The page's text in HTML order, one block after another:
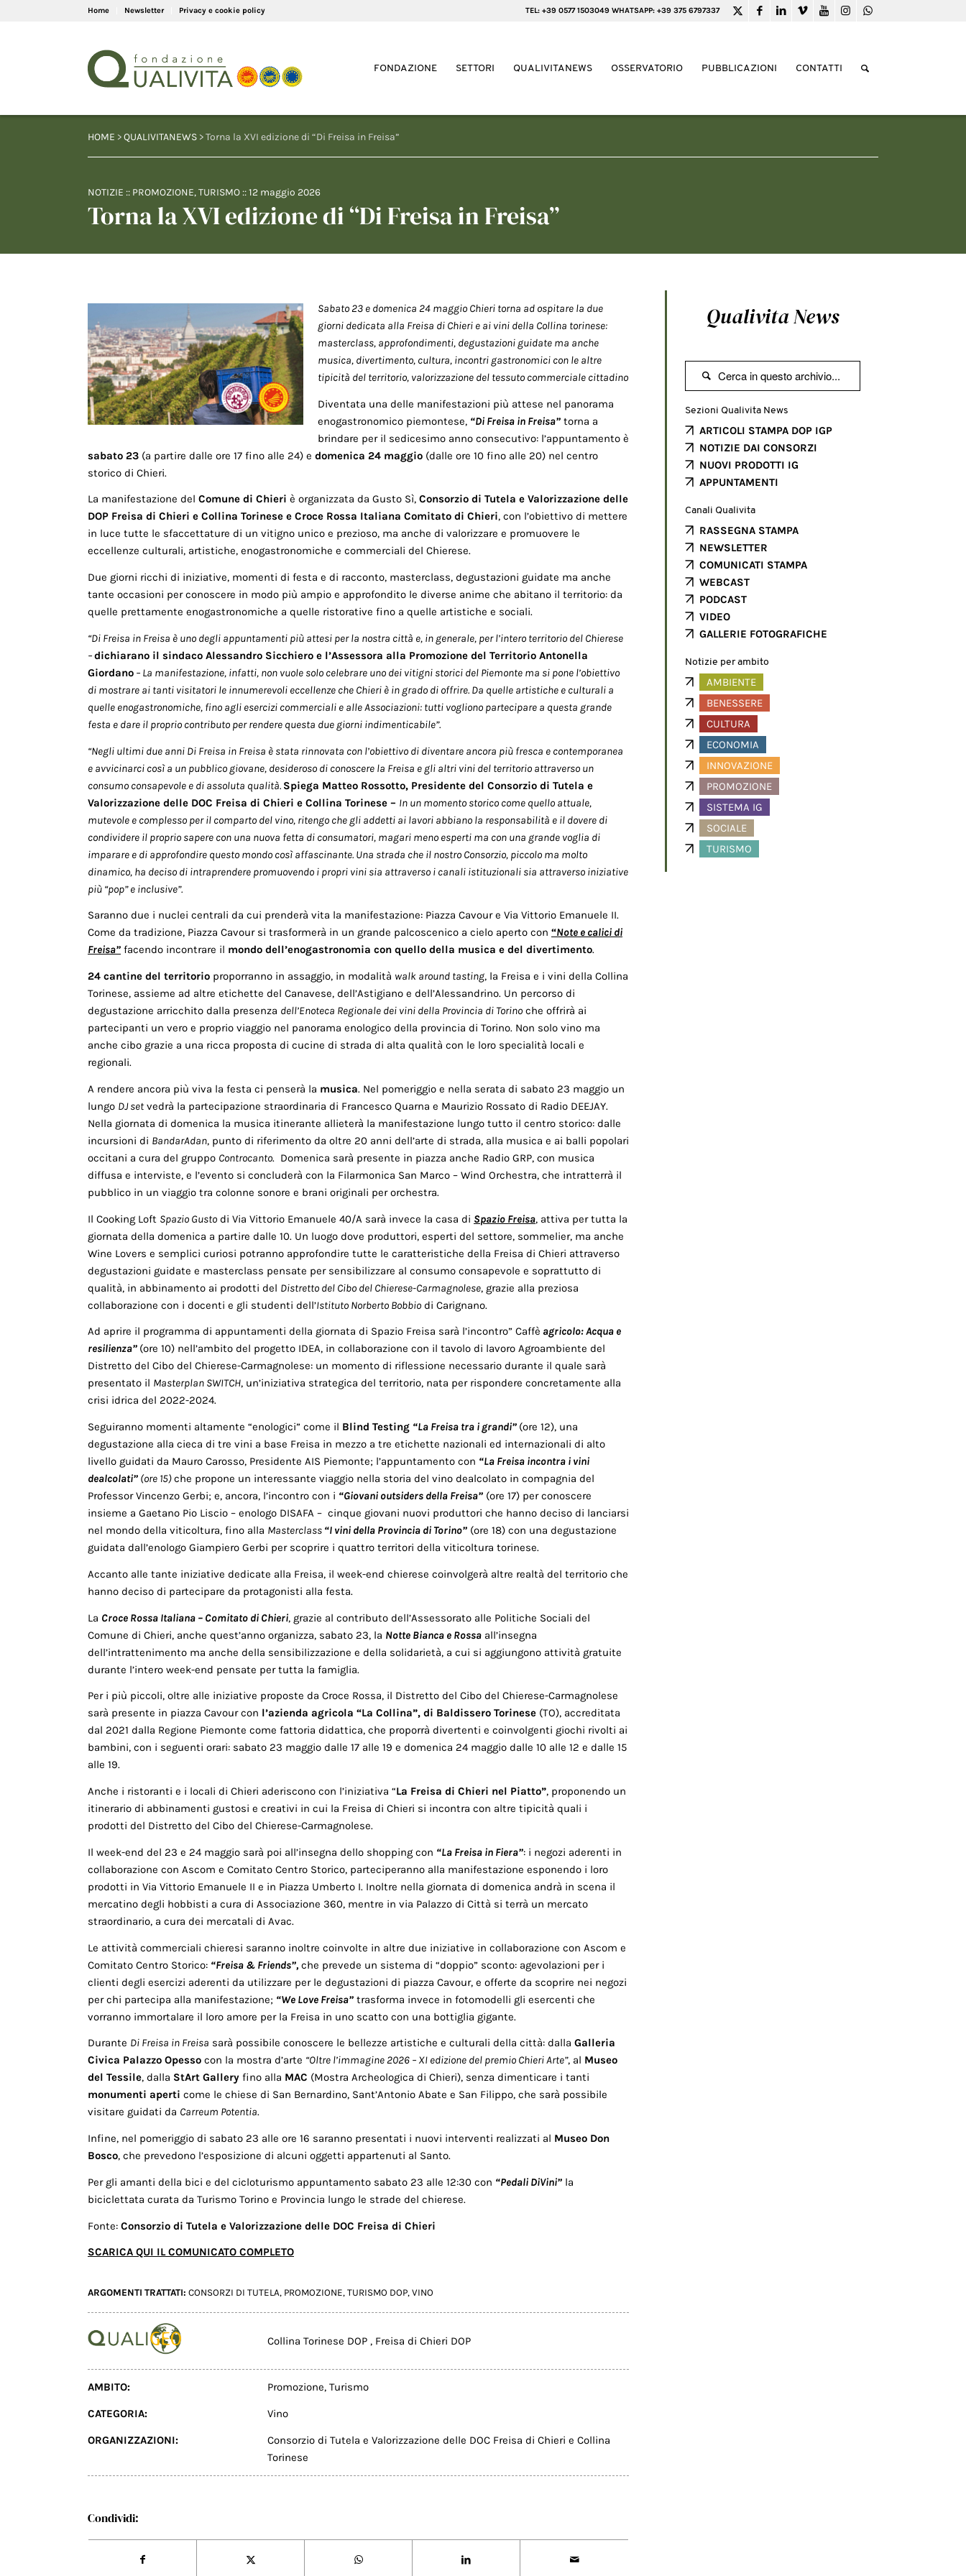
Home Newsletter Privacy e cookie policy TEL: +39 0577 1503049 WHATSAPP: +39 375 6797337
FONDAZIONE SETTORI QUALIVITANEWS OSSERVATORIO PUBBLICAZIONI CONTATTI
HOME >QUALIVITANEWS > Torna la XVI edizione di “Di Freisa in Freisa”
NOTIZIE :: PROMOZIONE,TURISMO ::12 maggio 2026
Torna la XVI edizione di “Di Freisa in Freisa”
Sabato 23 e domenica 24 maggio Chieri torna ad ospitare la due
giorni dedicata alla Freisa di Chieri e ai vini della Collina torinese:
masterclass, approfondimenti, degustazioni guidate ma anche
musica, divertimento, cultura, incontri gastronomici con le altre
tipicità del territorio, valorizzazione del tessuto commerciale cittadino
Diventata una delle manifestazioni più attese nel panorama
enogastronomico piemontese, “Di Freisa in Freisa” torna a
brindare per il sedicesimo anno consecutivo: l’appuntamento è
sabato 23 (a partire dalle ore 17 fino alle 24) e domenica 24 maggio (dalle ore 10 fino alle 20) nel centro
storico di Chieri.
La manifestazione del Comune di Chieri è organizzata da Gusto Sì, Consorzio di Tutela e Valorizzazione delle
DOP Freisa di Chieri e Collina Torinese e Croce Rossa Italiana Comitato di Chieri, con l’obiettivo di mettere
in luce tutte le sfaccettature di un vitigno unico e prezioso, ma anche di valorizzare e promuovere le
eccellenze culturali, artistiche, enogastronomiche e commerciali del Chierese.
Due giorni ricchi di iniziative, momenti di festa e di racconto, masterclass, degustazioni guidate ma anche
tante occasioni per conoscere in modo più ampio e approfondito le diverse anime che abitano il territorio: da
quelle prettamente enogastronomiche a quelle ristorative fino a quelle artistiche e sociali.
“Di Freisa in Freisa è uno degli appuntamenti più attesi per la nostra città e, in generale, per l’intero territorio del Chierese
–dichiarano il sindaco Alessandro Sicchiero e l’Assessora alla Promozione del Territorio Antonella
Giordano – La manifestazione, infatti, non vuole solo celebrare uno dei vitigni storici del Piemonte ma si pone l’obiettivo
di mostrare ai tanti visitatori le innumerevoli eccellenze che Chieri è in grado di offrire. Da quelle artistiche e culturali a
quelle enogastronomiche, fino agli esercizi commerciali e alle Associazioni: tutti vogliono partecipare a questa grande
festa e dare il proprio contributo per rendere questa due giorni indimenticabile”.
“Negli ultimi due anni Di Freisa in Freisa è stata rinnovata con l’obiettivo di diventare ancora più fresca e contemporanea
e avvicinarci così a un pubblico giovane, desideroso di conoscere la Freisa e gli altri vini del territorio attraverso un
consumo consapevole e di assoluta qualità. Spiega Matteo Rossotto, Presidente del Consorzio di Tutela e
Valorizzazione delle DOC Freisa di Chieri e Collina Torinese – In un momento storico come quello attuale,
mutevole e complesso per il comparto del vino, ritengo che gli addetti ai lavori abbiano la responsabilità e il dovere di
condividere il proprio sapere con una nuova fetta di consumatori, magari meno esperti ma con una grande voglia di
imparare e di approfondire questo mondo così affascinante. Una strada che il nostro Consorzio, piccolo ma molto
dinamico, ha deciso di intraprendere promuovendo i propri vini sia attraverso i canali istituzionali sia attraverso iniziative
più “pop” e inclusive”.
Saranno due i nuclei centrali da cui prenderà vita la manifestazione: Piazza Cavour e Via Vittorio Emanuele II.
Come da tradizione, Piazza Cavour si trasformerà in un grande palcoscenico a cielo aperto con “Note e calici di
Freisa” facendo incontrare il mondo dell’enogastronomia con quello della musica e del divertimento.
24 cantine del territorio proporranno in assaggio, in modalità walk around tasting, la Freisa e i vini della Collina
Torinese, assieme ad altre etichette del Canavese, dell’Astigiano e dell’Alessandrino. Un percorso di
degustazione arricchito dalla presenza dell’Enoteca Regionale dei vini della Provincia di Torino che offrirà ai
partecipanti un vero e proprio viaggio nel panorama enologico della provincia di Torino. Non solo vino ma
anche cibo grazie a una ricca proposta di cucine di strada di alta qualità con le loro specialità locali e
regionali.
A rendere ancora più viva la festa ci penserà la musica. Nel pomeriggio e nella serata di sabato 23 maggio un
lungo DJ setvedrà la partecipazione straordinaria di Francesco Quarna e Maurizio Rossato di Radio DEEJAY.
Nella giornata di domenica la musica itinerante allieterà la manifestazione lungo tutto il centro storico: dalle
incursioni di BandarAdan, punto di riferimento da oltre 20 anni dell’arte di strada, alla musica e ai balli popolari
occitani a cura del gruppo Controcanto. Domenica sarà presente in piazza anche Radio GRP, con musica
diffusa e interviste, e l’evento si concluderà con la Filarmonica San Marco – Wind Orchestra, che intratterrà il
pubblico in un viaggio tra colonne sonore e brani originali per orchestra.
Il Cooking Loft Spazio Gusto di Via Vittorio Emanuele 40/A sarà invece la casa di Spazio Freisa, attiva per tutta la
giornata della domenica a partire dalle 10. Un luogo dove produttori, esperti del settore, sommelier, ma anche
Wine Lovers e semplici curiosi potranno approfondire tutte le caratteristiche della Freisa di Chieri attraverso
degustazioni guidate e masterclass pensate per sensibilizzare al consumo consapevole e soprattutto di
qualità, in abbinamento ai prodotti del Distretto del Cibo del Chierese-Carmagnolese, grazie alla preziosa
collaborazione con i docenti e gli studenti dell’Istituto Norberto Bobbio di Carignano.
Ad aprire il programma di appuntamenti della giornata di Spazio Freisa sarà l’incontro” Caffè agricolo: Acqua e
resilienza” (ore 10) nell’ambito del progetto IDEA, in collaborazione con il tavolo di lavoro Agroambiente del
Distretto del Cibo del Chierese-Carmagnolese: un momento di riflessione necessario durante il quale sarà
presentato il Masterplan SWITCH, un’iniziativa strategica del territorio, nata per rispondere concretamente alla
crisi idrica del 2022-2024.
Seguiranno momenti altamente “enologici” come il Blind Testing “La Freisa tra i grandi” (ore 12), una
degustazione alla cieca di tre vini a base Freisa in mezzo a tre etichette nazionali ed internazionali di alto
livello guidati da Mauro Carosso, Presidente AIS Piemonte; l’appuntamento con “La Freisa incontra i vini
dealcolati” (ore 15)che propone un interessante viaggio nella storia del vino dealcolato in compagnia del
Professor Vincenzo Gerbi; e, ancora, l’incontro con i “Giovani outsiders della Freisa” (ore 17) per conoscere
insieme a Gaetano Pio Liscio – enologo DISAFA – cinque giovani nuovi produttori che hanno deciso di lanciarsi
nel mondo della viticoltura, fino alla Masterclass “I vini della Provincia di Torino” (ore 18) con una degustazione
guidata dall’enologo Giampiero Gerbi per scoprire i quattro territori della viticoltura torinese.
Accanto alle tante iniziative dedicate alla Freisa, il week-end chierese coinvolgerà altre realtà del territorio che
hanno deciso di partecipare da protagonisti alla festa.
La Croce Rossa Italiana – Comitato di Chieri, grazie al contributo dell’Assessorato alle Politiche Sociali del
Comune di Chieri, anche quest’anno organizza, sabato 23, la Notte Bianca e Rossa all’insegna
dell’intrattenimento ma anche della sensibilizzazione e della solidarietà, a cui si aggiungono attività gratuite
durante l’intero week-end pensate per tutta la famiglia.
Per i più piccoli, oltre alle iniziative proposte da Croce Rossa, il Distretto del Cibo del Chierese-Carmagnolese
sarà presente in piazza Cavour con l’azienda agricola “La Collina”, di Baldissero Torinese (TO), accreditata
dal 2021 dalla Regione Piemonte come fattoria didattica, che proporrà divertenti e coinvolgenti giochi rivolti ai
bambini, con i seguenti orari: sabato 23 maggio dalle 17 alle 19 e domenica 24 maggio dalle 10 alle 12 e dalle 15
alle 19.
Anche i ristoranti e i locali di Chieri aderiscono con l’iniziativa “La Freisa di Chieri nel Piatto”, proponendo un
itinerario di abbinamenti gustosi e creativi in cui la Freisa di Chieri si incontra con altre tipicità quali i
prodotti del Distretto del Cibo del Chierese-Carmagnolese.
Il week-end del 23 e 24 maggio sarà poi all’insegna dello shopping con “La Freisa in Fiera”: i negozi aderenti in
collaborazione con Ascom e Comitato Centro Storico, parteciperanno alla manifestazione esponendo i loro
prodotti in Via Vittorio Emanuele II e in Piazza Umberto I. Inoltre nella giornata di domenica andrà in scena il
mercatino degli hobbisti a cura di Associazione 360, mentre in via Palazzo di Città si terrà un mercato
straordinario, a cura dei mercatali di Avac.
Le attività commerciali chieresi saranno inoltre coinvolte in altre due iniziative in collaborazione con Ascom e
Comitato Centro Storico: “Freisa & Friends”, che prevede un sistema di “doppio” sconto: agevolazioni per i
clienti degli esercizi aderenti da utilizzare per le degustazioni di piazza Cavour, e offerte da scoprire nei negozi
per chi partecipa alla manifestazione; “We Love Freisa” trasforma invece in fotomodelli gli esercenti che
vorranno immortalare il loro amore per la Freisa in uno scatto con una bottiglia gigante.
Durante Di Freisa in Freisa sarà possibile conoscere le bellezze artistiche e culturali della città: dalla Galleria
Civica Palazzo Opesso con la mostra d’arte “Oltre l’immagine 2026 – XI edizione del premio Chieri Arte”, al Museo
del Tessile, dalla StArt Gallery fino alla MAC (Mostra Archeologica di Chieri), senza dimenticare i tanti
monumenti aperti come le chiese di San Bernardino, Sant’Antonio Abate e San Filippo, che sarà possibile
visitare guidati da Carreum Potentia.
Infine, nel pomeriggio di sabato 23 alle ore 16 saranno presentati i nuovi interventi realizzati al Museo Don
Bosco, che prevedono l’esposizione di alcuni oggetti appartenuti al Santo.
Per gli amanti della bici e del cicloturismo appuntamento sabato 23 alle 12:30 con “Pedali DiVini” la
biciclettata curata da Turismo Torino e Provincia lungo le strade del chierese.
Fonte: Consorzio di Tutela e Valorizzazione delle DOC Freisa di Chieri
SCARICA QUI IL COMUNICATO COMPLETO
ARGOMENTI TRATTATI: CONSORZI DI TUTELA, PROMOZIONE, TURISMO DOP, VINO
Collina Torinese DOP , Freisa di Chieri DOP
AMBITO: Promozione, Turismo
CATEGORIA: Vino
ORGANIZZAZIONI:
Consorzio di Tutela e Valorizzazione delle DOC Freisa di Chieri e Collina
Torinese
Condividi:
Qualivita News

Sezioni Qualivita News
ARTICOLI STAMPA DOP IGP
NOTIZIE DAI CONSORZI
NUOVI PRODOTTI IG
APPUNTAMENTI
Canali Qualivita
RASSEGNA STAMPA
NEWSLETTER
COMUNICATI STAMPA
WEBCAST
PODCAST
VIDEO
GALLERIE FOTOGRAFICHE
Notizie per ambito
AMBIENTE
BENESSERE
CULTURA
ECONOMIA
INNOVAZIONE
PROMOZIONE
SISTEMA IG
SOCIALE
TURISMO